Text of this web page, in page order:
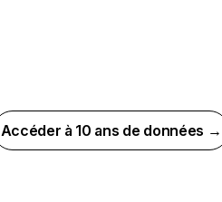
Accéder à 10 ans de données →